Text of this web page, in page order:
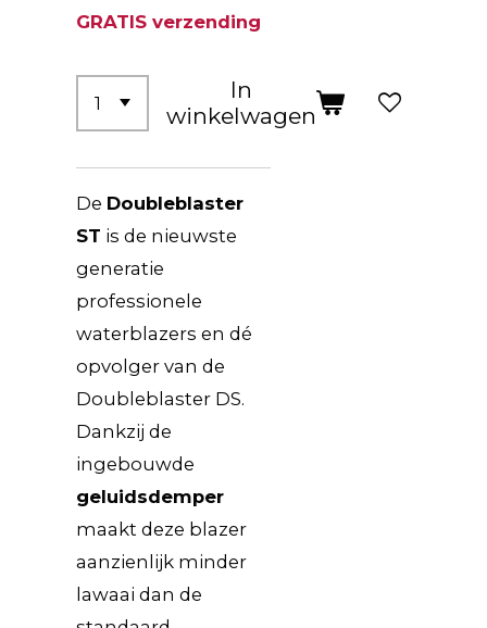
GRATIS verzending
In
winkelwagen
De Doubleblaster
ST is de nieuwste
generatie
professionele
waterblazers en dé
opvolger van de
Doubleblaster DS.
Dankzij de
ingebouwde
geluidsdemper
maakt deze blazer
aanzienlijk minder
lawaai dan de